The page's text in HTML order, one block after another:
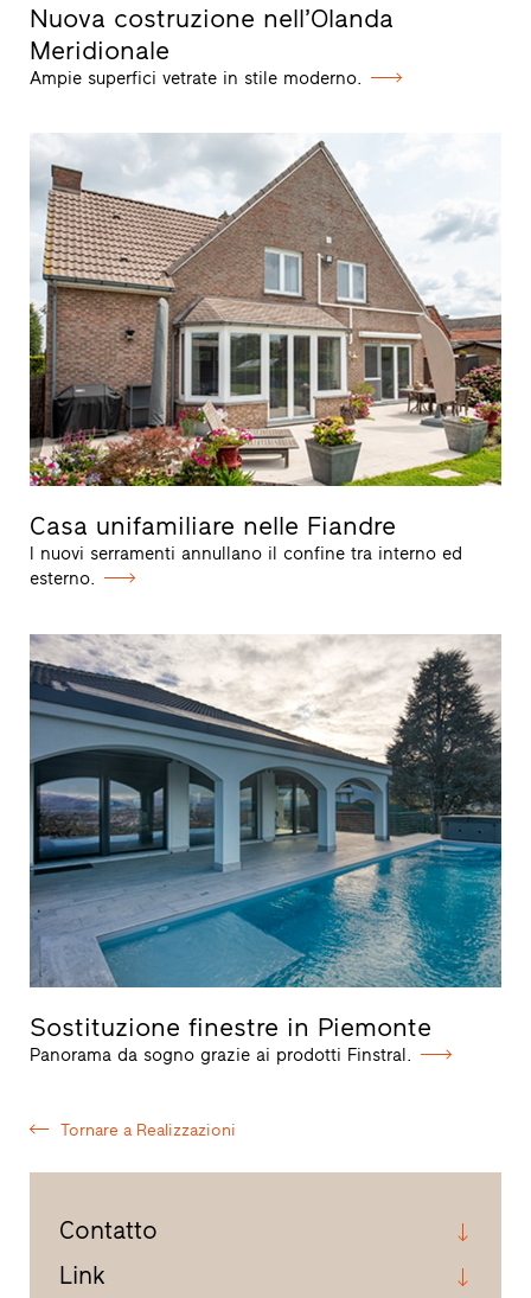
Nuova costruzione nell’Olanda
Meridionale
Ampie superfici vetrate in stile moderno.
Casa unifamiliare nelle Fiandre
I nuovi serramenti annullano il confine tra interno ed
esterno.
Sostituzione finestre in Piemonte
Panorama da sogno grazie ai prodotti Finstral.
Tornare a Realizzazioni
Contatto
Link